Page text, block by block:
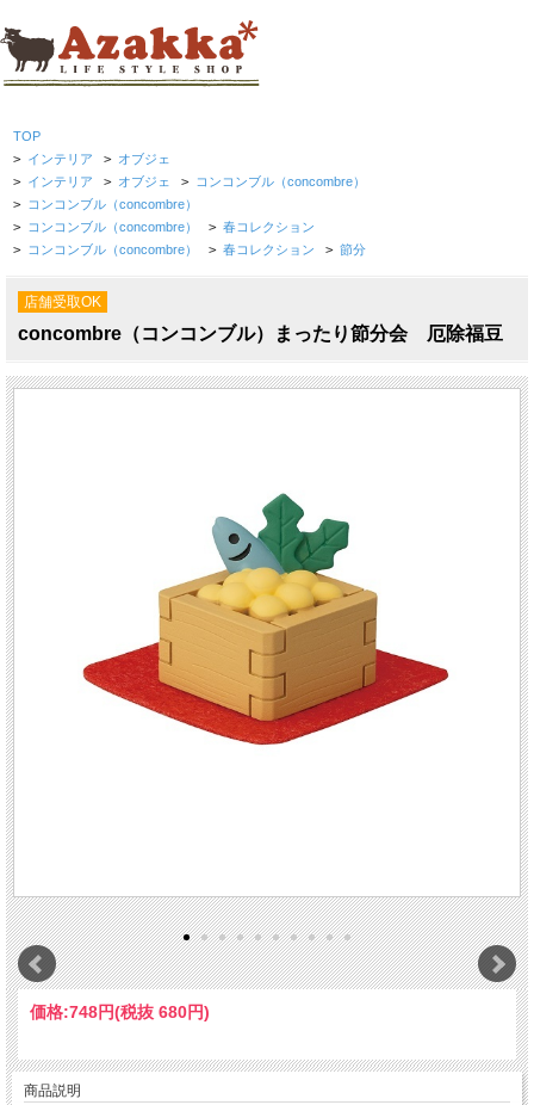
TOP
> インテリア > オブジェ
> インテリア > オブジェ > コンコンブル（concombre）
> コンコンブル（concombre）
> コンコンブル（concombre） > 春コレクション
> コンコンブル（concombre） > 春コレクション > 節分
店舗受取OK
concombre（コンコンブル）まったり節分会 厄除福豆
価格:748円(税抜 680円)
商品説明